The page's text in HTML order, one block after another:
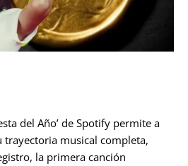
del Año’ de Spotify permite a
trayectoria musical completa,
la primera canción